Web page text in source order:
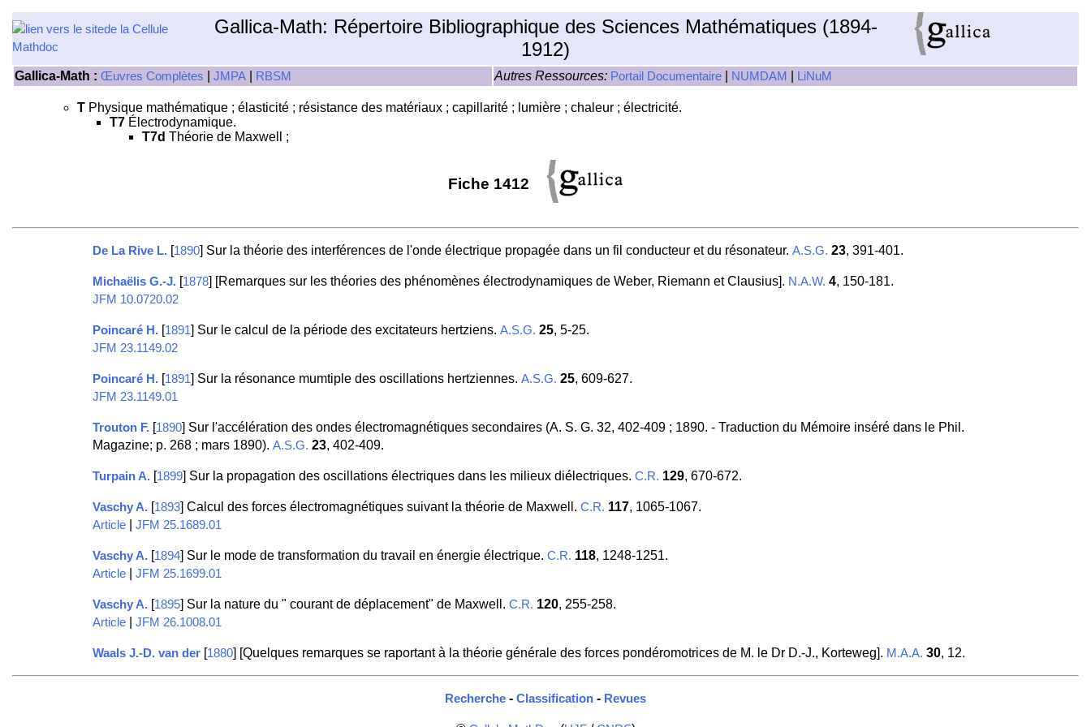
Gallica-Math: Répertoire Bibliographique des Sciences Mathématiques (1894-
1912)
Gallica-Math : Œuvres Complètes JMPA RBSM Autres Ressources: Portail Documentaire NUMDAM LiNuM
T Physique mathématique ; élasticité ; résistance des matériaux ; capillarité ; lumière ; chaleur ; électricité.
T7 Électrodynamique.
T7d Théorie de Maxwell ;
Fiche 1412
De La Rive L. [1890] Sur la théorie des interférences de l'onde électrique propagée dans un fil conducteur et du résonateur. A.S.G. 23, 391-401.
Michaëlis G.-J. [1878] [Remarques sur les théories des phénomènes électrodynamiques de Weber, Riemann et Clausius]. N.A.W. 4, 150-181.
JFM 10.0720.02
Poincaré H. [1891] Sur le calcul de la période des excitateurs hertziens. A.S.G. 25, 5-25.
JFM 23.1149.02
Poincaré H. [1891] Sur la résonance mumtiple des oscillations hertziennes. A.S.G. 25, 609-627.
JFM 23.1149.01
Trouton F. [1890] Sur l'accélération des ondes électromagnétiques secondaires (A. S. G. 32, 402-409 ; 1890. - Traduction du Mémoire inséré dans le Phil.
Magazine; p. 268 ; mars 1890). A.S.G. 23, 402-409.
Turpain A. [1899] Sur la propagation des oscillations électriques dans les milieux diélectriques. C.R. 129, 670-672.
Vaschy A. [1893] Calcul des forces électromagnétiques suivant la théorie de Maxwell. C.R. 117, 1065-1067.
Article| JFM 25.1689.01
Vaschy A. [1894] Sur le mode de transformation du travail en énergie électrique. C.R. 118, 1248-1251.
Article| JFM 25.1699.01
Vaschy A. [1895] Sur la nature du " courant de déplacement" de Maxwell. C.R. 120, 255-258.
Article| JFM 26.1008.01
Waals J.-D. van der [1880] [Quelques remarques se raportant à la théorie générale des forces pondéromotrices de M. le Dr D.-J., Korteweg]. M.A.A. 30, 12.
Recherche - Classification - Revues